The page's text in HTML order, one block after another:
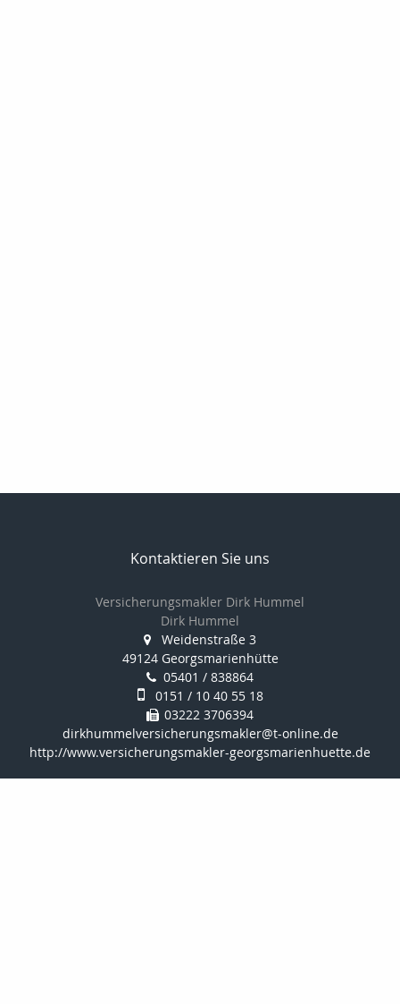
Kontaktieren Sie uns
Versicherungsmakler Dirk Hummel
Dirk Hummel
Weidenstraße 3
49124 Georgsmarienhütte
05401 / 838864
0151 / 10 40 55 18
03222 3706394
dirkhummelversicherungsmakler@t-online.de
http://www.versicherungsmakler-georgsmarienhuette.de